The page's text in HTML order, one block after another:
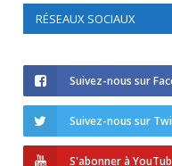
RÉSEAUX SOCIAUX
Suivez-nous sur
Suivez-nous sur
S'abonner à